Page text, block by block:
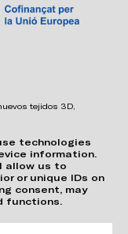
technologies
information.
allow us to
or unique IDs on
consent, may
functions.
tejidos 3D,